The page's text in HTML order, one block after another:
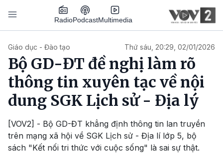
Nhảy đến nội dung
RadioPodcastMultimedia
Giáo dục - Đào tạo Thứ sáu, 20:29, 02/01/2026
Bộ GD-ĐT đề nghị làm rõ
thông tin xuyên tạc về nội
dung SGK Lịch sử - Địa lý
[VOV2] - Bộ GD-ĐT khẳng định thông tin lan truyền
trên mạng xã hội về SGK Lịch sử - Địa lí lớp 5, bộ
sách "Kết nối tri thức với cuộc sống" là sai sự thật.